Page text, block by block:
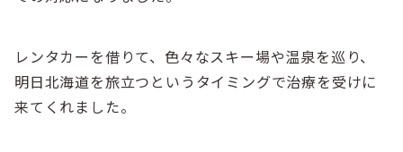
レンタカーを借りて、色々なスキー場や温泉を巡り、
明日北海道を旅立つというタイミングで治療を受けに
来てくれました。